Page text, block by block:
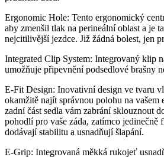
Ergonomic Hole: Tento ergonomický
aby zmenšil tlak na perineální oblast a je
nejcitilivější jezdce. Již žádná bolest, jen
Integrated Clip System: Integrovaný klip
umožňuje připevnění podsedlové brašny
E-Fit Design: Inovativní design ve tvaru
okamžitě najít správnou polohu na vašem
zadní část sedla vám zabrání sklouznout
pohodlí pro vaše záda, zatímco jedinečně
dodávají stabilitu a usnadňují šlapání.
E-Grip: Integrovaná měkká rukojeť